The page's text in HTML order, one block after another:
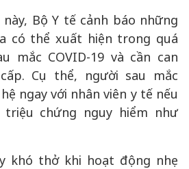
Bộ Y tế cảnh báo những
có thể xuất hiện trong quá
mắc COVID-19 và cần can
Cụ thể, người sau mắc
ngay với nhân viên y tế nếu
chứng nguy hiểm như
khó thở khi hoạt động nhẹ